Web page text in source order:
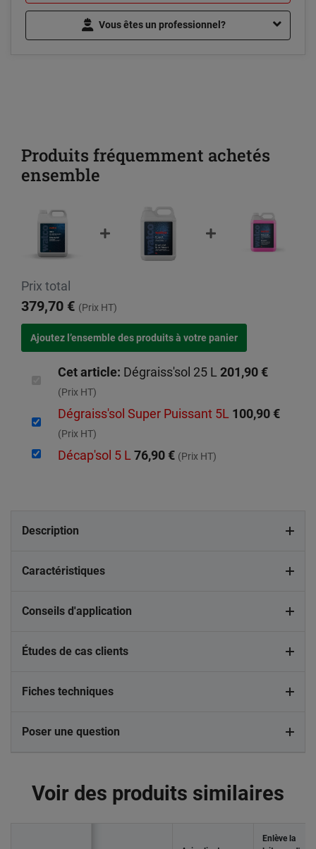
Vous êtes un professionnel?
Produits fréquemment achetés
ensemble
Prix total
379,70 € (Prix HT)
Cet article: Dégraiss'sol 25 L 201,90 €
(Prix HT)
Dégraiss'sol Super Puissant 5L 100,90 €
(Prix HT)
Décap'sol 5 L 76,90 € (Prix HT)
Description
Caractéristiques
Conseils d'application
Études de cas clients
Fiches techniques
Poser une question
Voir des produits similaires
Enlève la